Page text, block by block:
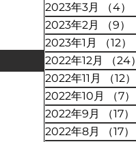
2023年3月
（4）
2023年2月
（9）
2023年1月
（12）
2022年12月
（24）
2022年11月
（12）
2022年10月
（7）
2022年9月
（17）
2022年8月
（17）